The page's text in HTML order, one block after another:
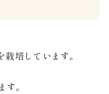
培しています。
。